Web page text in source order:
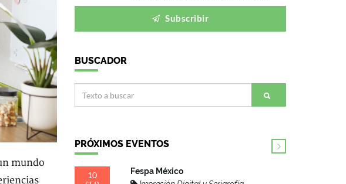
mundo
Subscribir
BUSCADOR
PRÓXIMOS EVENTOS
10
Fespa México